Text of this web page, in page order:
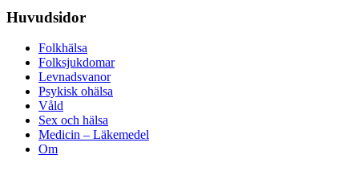
Huvudsidor
Folkhälsa
Folksjukdomar
Levnadsvanor
Psykisk ohälsa
Våld
Sex och hälsa
Medicin – Läkemedel
Om